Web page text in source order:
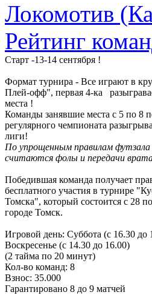
Локомотив
Рейтинг
Старт -13-14 сентября !
Формат турнира - Все играют в
Плей-офф", первая 4-ка
места !
Команды занявшие места с 5 по 8
регулярного чемпионата
лиги!
По упрощенным правилам футзала
считаются фолы и передачи
Победившая команда получает
бесплатного участия в турнире
Томска", который состоится с 28
городе Томск.
Игровой день: Суббота (с 16.30 до
Воскресенье (с 14.30 до 16.00)
(2 тайма по 20 минут)
Кол-во команд: 8
Взнос: 35.000
Гарантировано 8 до 9 матчей